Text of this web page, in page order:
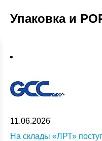
Упаковка и
11.06.2026
На склады «ЛРТ»